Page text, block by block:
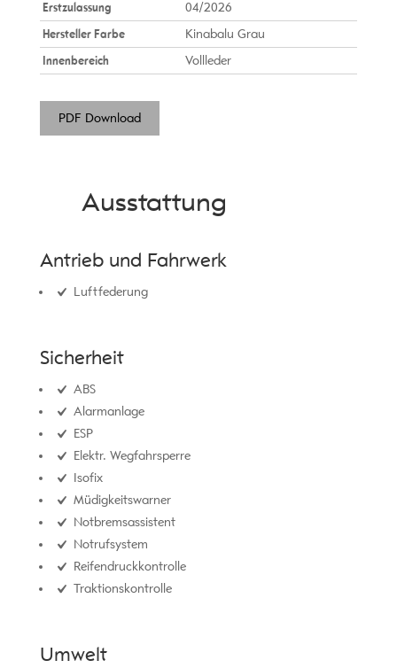
Erstzulassung
04/2026
Hersteller Farbe
Kinabalu Grau
Innenbereich
Vollleder
PDF Download
Ausstattung
Antrieb und Fahrwerk
Luftfederung
Sicherheit
ABS
Alarmanlage
ESP
Elektr. Wegfahrsperre
Isofix
Müdigkeitswarner
Notbremsassistent
Notrufsystem
Reifendruckkontrolle
Traktionskontrolle
Umwelt